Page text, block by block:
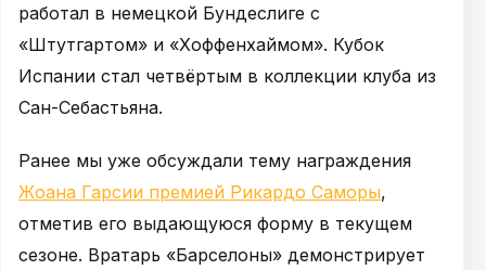
работал в немецкой Бундеслиге с
«Штутгартом» и «Хоффенхаймом». Кубок
Испании стал четвёртым в коллекции клуба из
Сан-Себастьяна.
Ранее мы уже обсуждали тему награждения
Жоана Гарсии премией Рикардо Саморы,
отметив его выдающуюся форму в текущем
сезоне. Вратарь «Барселоны» демонстрирует